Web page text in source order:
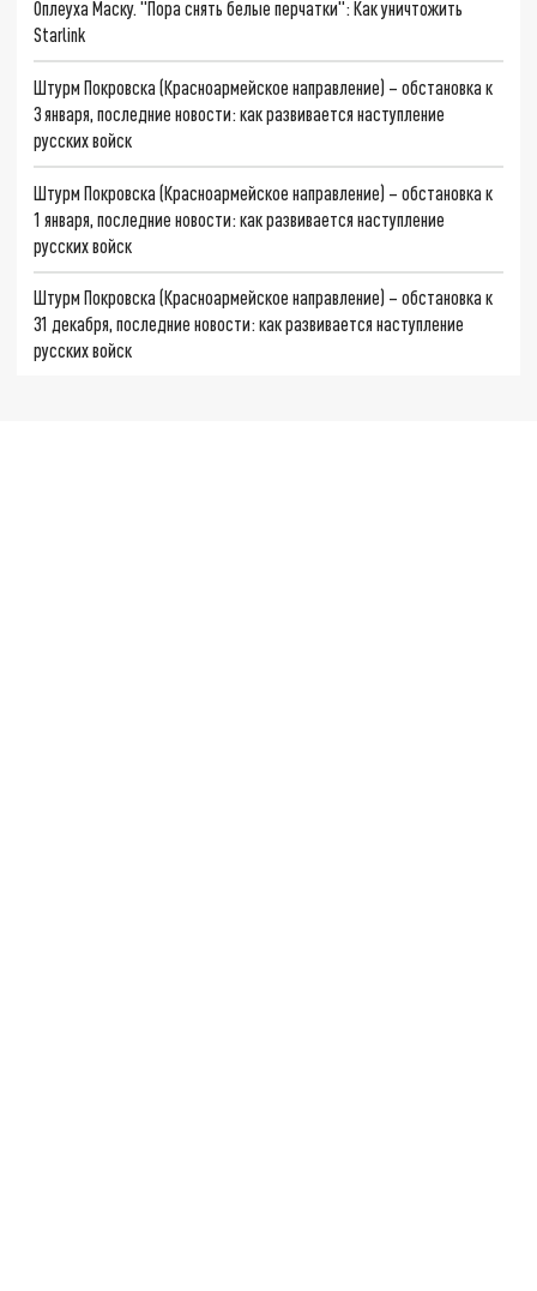
Оплеуха Маску. "Пора снять белые перчатки": Как уничтожить
Starlink
Штурм Покровска (Красноармейское направление) – обстановка к
3 января, последние новости: как развивается наступление
русских войск
Штурм Покровска (Красноармейское направление) – обстановка к
1 января, последние новости: как развивается наступление
русских войск
Штурм Покровска (Красноармейское направление) – обстановка к
31 декабря, последние новости: как развивается наступление
русских войск